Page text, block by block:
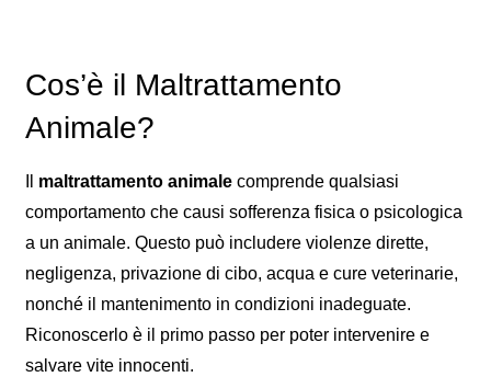
Cos’è il Maltrattamento
Animale?
maltrattamento animale comprende qualsiasi
comportamento che causi sofferenza fisica o psicologica
a un animale. Questo può includere violenze dirette,
negligenza, privazione di cibo, acqua e cure veterinarie,
nonché il mantenimento in condizioni inadeguate.
Riconoscerlo è il primo passo per poter intervenire e
salvare vite innocenti.